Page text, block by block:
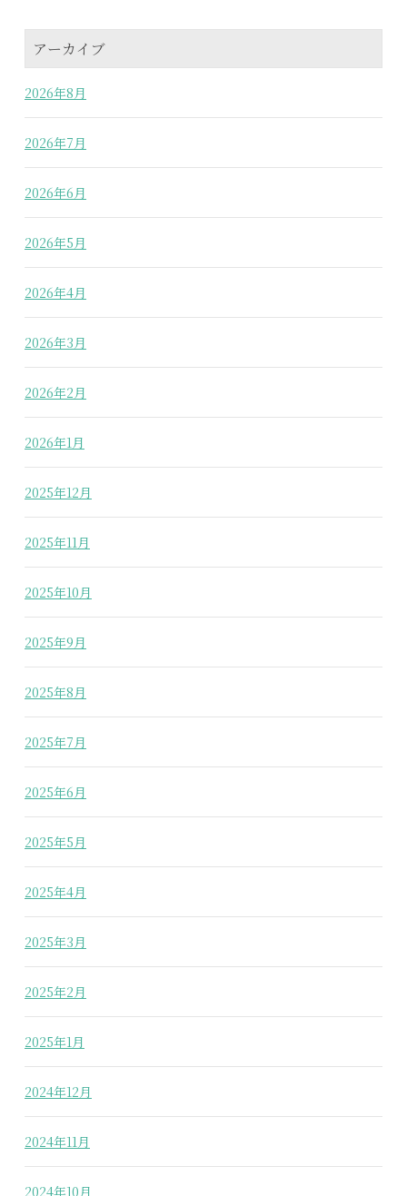
アーカイブ
2026年8月
2026年7月
2026年6月
2026年5月
2026年4月
2026年3月
2026年2月
2026年1月
2025年12月
2025年11月
2025年10月
2025年9月
2025年8月
2025年7月
2025年6月
2025年5月
2025年4月
2025年3月
2025年2月
2025年1月
2024年12月
2024年11月
2024年10月